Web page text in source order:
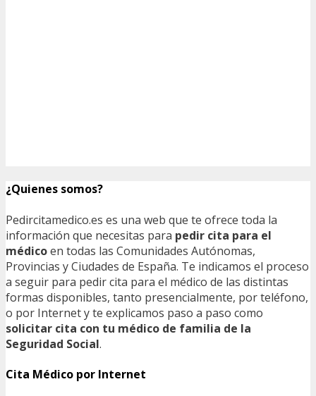
¿Quienes somos?
Pedircitamedico.es es una web que te ofrece toda la
información que necesitas para pedir cita para el
médicoen todas las Comunidades Autónomas,
Provincias y Ciudades de España. Te indicamos el proceso
a seguir para pedir cita para el médico de las distintas
formas disponibles, tanto presencialmente, por teléfono,
o por Internet y te explicamos paso a paso como
solicitar cita con tu médico de familia de la
Seguridad Social.
Cita Médico por Internet